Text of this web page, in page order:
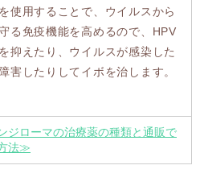
使用することで、ウイルスから
る免疫機能を高めるので、HPV
抑えたり、ウイルスが感染した
害したりしてイボを治します。
ジローマの治療薬の種類と通販で
法≫